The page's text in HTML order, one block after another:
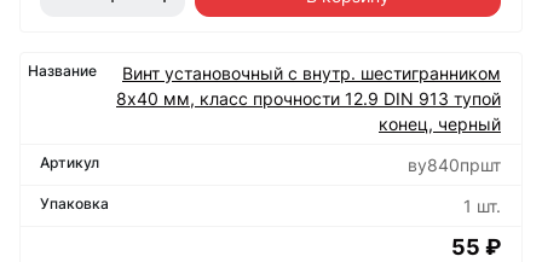
Винт установочный с внутр. шестигранником
8х40 мм, класс прочности 12.9 DIN 913 тупой
конец, черный
ву840пршт
1 шт.
55 ₽